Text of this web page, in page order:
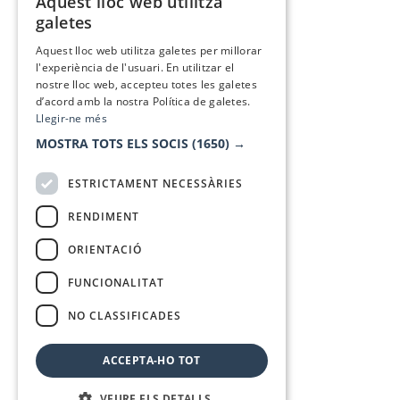
galetes
Aquest lloc web utilitza galetes per millorar
l'experiència de l'usuari. En utilitzar el
nostre lloc web, accepteu totes les galetes
d’acord amb la nostra Política de galetes.
Llegir-ne més
MOSTRA TOTS ELS SOCIS (1650) →
ESTRICTAMENT NECESSÀRIES
RENDIMENT
ORIENTACIÓ
FUNCIONALITAT
NO CLASSIFICADES
ACCEPTA-HO TOT